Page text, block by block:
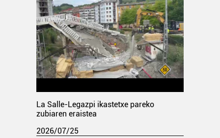
La Salle-Legazpi ikastetxe pareko
zubiaren eraistea
2026/07/25